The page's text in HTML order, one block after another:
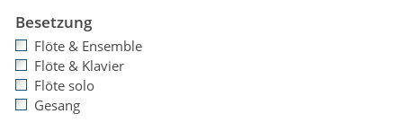
Besetzung
Flöte & Ensemble
Flöte & Klavier
Flöte solo
Gesang